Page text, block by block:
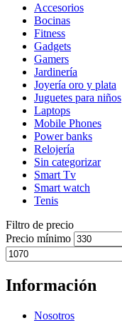
Accesorios
Bocinas
Fitness
Gadgets
Gamers
Jardinería
Joyería oro y plata
Juguetes para niños
Laptops
Mobile Phones
Power banks
Relojería
Sin categorizar
Smart Tv
Smart watch
Tenis
Filtro de precio
Precio mínimo
Información
Nosotros